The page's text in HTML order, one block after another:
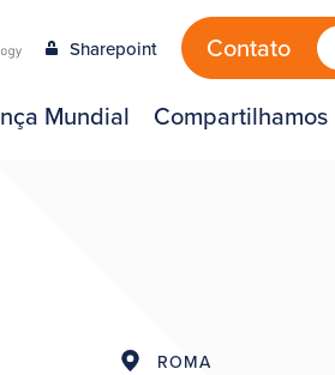
Sharepoint
Contato
Mundial Compartilhamos
ROMA